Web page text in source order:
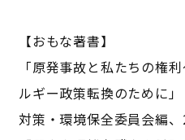
【おもな著書】
「原発事故と私たちの権
ルギー政策転換のために
対策・環境保全委員会編、